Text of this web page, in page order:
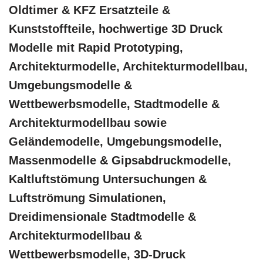
Oldtimer & KFZ Ersatzteile &
Kunststoffteile, hochwertige 3D Druck
Modelle mit Rapid Prototyping,
Architekturmodelle, Architekturmodellbau,
Umgebungsmodelle &
Wettbewerbsmodelle, Stadtmodelle &
Architekturmodellbau sowie
Geländemodelle, Umgebungsmodelle,
Massenmodelle & Gipsabdruckmodelle,
Kaltluftstömung Untersuchungen &
Luftströmung Simulationen,
Dreidimensionale Stadtmodelle &
Architekturmodellbau &
Wettbewerbsmodelle, 3D-Druck